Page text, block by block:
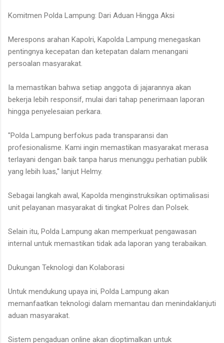
Komitmen Polda Lampung: Dari Aduan Hingga Aksi
Merespons arahan Kapolri, Kapolda Lampung menegaskan
pentingnya kecepatan dan ketepatan dalam menangani
persoalan masyarakat.
Ia memastikan bahwa setiap anggota di jajarannya akan
bekerja lebih responsif, mulai dari tahap penerimaan laporan
hingga penyelesaian perkara.
"Polda Lampung berfokus pada transparansi dan
profesionalisme. Kami ingin memastikan masyarakat merasa
terlayani dengan baik tanpa harus menunggu perhatian publik
yang lebih luas," lanjut Helmy.
Sebagai langkah awal, Kapolda menginstruksikan optimalisasi
unit pelayanan masyarakat di tingkat Polres dan Polsek.
Selain itu, Polda Lampung akan memperkuat pengawasan
internal untuk memastikan tidak ada laporan yang terabaikan.
Dukungan Teknologi dan Kolaborasi
Untuk mendukung upaya ini, Polda Lampung akan
memanfaatkan teknologi dalam memantau dan menindaklanjuti
aduan masyarakat.
Sistem pengaduan online akan dioptimalkan untuk